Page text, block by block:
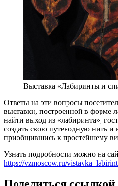
Выставка «Лабиринты и
Ответы на эти вопросы
выставки, построенной в форме
найти выход из «лабиринта»,
создать свою путеводную нить и
приобщившись к простейшему
Узнать подробности можно на
https://vzmoscow.ru/